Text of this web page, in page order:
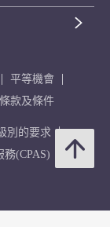
平等機會
款及條件
別的要求
務(CPAS)